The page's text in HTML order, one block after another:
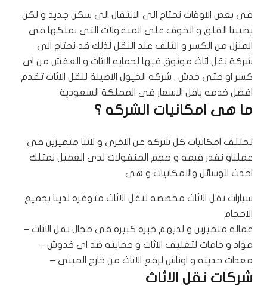
فى بعض الاوقات نحتاج الى الانتقال الى سكن جديد و لكن
يصيبنا القلق و الخوف على المنقولات التى نملكها فى
المنزل من الكسر و التلف عند النقل لذلك قد نحتاج الى
شركة نقل اثاث موثوق فيها لحمايه الاثاث و العفش من اى
كسر او حتى خدش . شركه الخيول الاصيلة لنقل الاثاث تقدم
افضل خدمه باقل الاسعار فى المملكة السعودية
ما هى امكانيات الشركه ؟
تختلف امكانيات كل شركه عن الاخرى و لاننا متميزين فى
عملناو نقدر قيمه و حجم المنقولات لدى العميل نمتلك
احدث الوسائل والامكانيات و هى
سيارات نقل الاثاث مخصصه لنقل الاثاث متوفره لدينا بجميع
الاحجام
عماله متميزين و لديهم خبره كبيره فى مجال نقل الاثاث –
مواد و خامات لتغليف الاثاث و حمايته ضد اى خدوش –
معدات حديثه و اوناش لرفع الاثاث من خارج المبنى –
شركات نقل الاثاث